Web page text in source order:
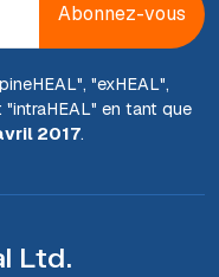
Abonnez-vous
HEAL", "exHEAL",
"intraHEAL" en tant que
2017.
Ltd.